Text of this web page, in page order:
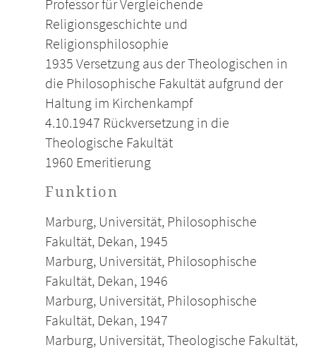
Professor für Vergleichende
Religionsgeschichte und
Religionsphilosophie
1935 Versetzung aus der Theologischen in
die Philosophische Fakultät aufgrund der
Haltung im Kirchenkampf
4.10.1947 Rückversetzung in die
Theologische Fakultät
1960 Emeritierung
Funktion
Marburg, Universität, Philosophische
Fakultät, Dekan, 1945
Marburg, Universität, Philosophische
Fakultät, Dekan, 1946
Marburg, Universität, Philosophische
Fakultät, Dekan, 1947
Marburg, Universität, Theologische Fakultät,